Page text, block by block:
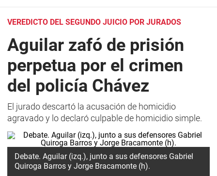
VEREDICTO DEL SEGUNDO JUICIO POR JURADOS
Aguilar zafó de prisión
perpetua por el crimen
del policía Chávez
El jurado descartó la acusación de homicidio
agravado y lo declaró culpable de homicidio simple.
Debate. Aguilar (izq.), junto a sus defensores Gabriel
Quiroga Barros y Jorge Bracamonte (h).